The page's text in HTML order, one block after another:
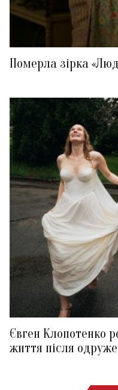
Померла зірка
Євген Клопотенко
життя після